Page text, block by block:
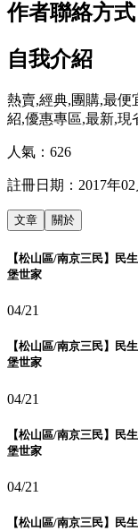
作者聯絡方式
自我介紹
熱賣,經典,團購,最便
紹,優惠專區,最新,現
人氣： 626
註冊日期： 2017年02
文章 關於
【松山區/南京三民】民
堡世家
04/21
【松山區/南京三民】民
堡世家
04/21
【松山區/南京三民】民
堡世家
04/21
【松山區/南京三民】民